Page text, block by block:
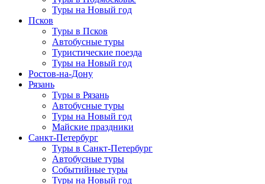
Туры на Новый год
Псков
Туры в Псков
Автобусные туры
Туристические поезда
Туры на Новый год
Ростов-на-Дону
Рязань
Туры в Рязань
Автобусные туры
Туры на Новый год
Майские праздники
Санкт-Петербург
Туры в Санкт-Петербург
Автобусные туры
Событийные туры
Туры на Новый год